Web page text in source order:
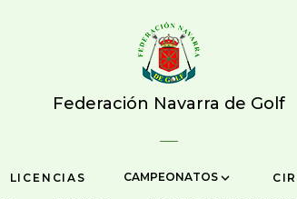
Federación Navarra de Golf
LICENCIAS CAMPEONATOS